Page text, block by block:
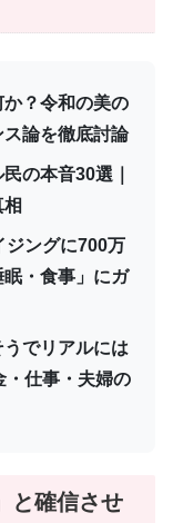
か？令和の美の
論を徹底討論
の本音30選｜
ジングに700万
・食事」にガ
うでリアルには
・仕事・夫婦の
と確信させ